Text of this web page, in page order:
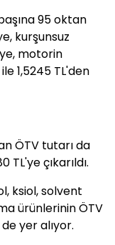
95 oktan
kurşunsuz
motorin
1,5245 TL'den
ÖTV tutarı da
TL'ye çıkarıldı.
ksiol, solvent
ürünlerinin ÖTV
yer alıyor.